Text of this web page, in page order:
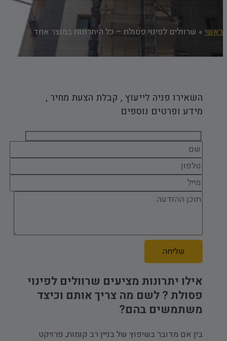
» שרוולים לפינוי פסולת – כל היתרונות במוצר אחד
השאירו פניה לייעוץ , קבלת הצעת מחיר ,
מידע ופרטים נוספים
אילו יתרונות מציעים שרוולים לפינוי
פסולת ? לשם מה צריך אותם וכיצד
משתמשים בהם?
בין אם מדובר בשיפוץ של בניין רב קומות, פרויקט